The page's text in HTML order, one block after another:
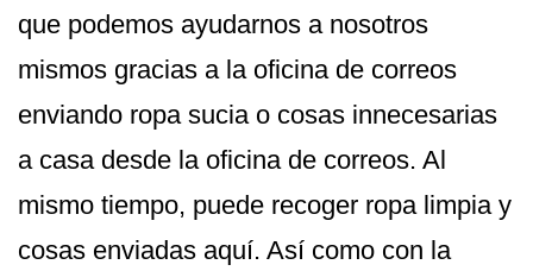
que podemos ayudarnos a nosotros
mismos gracias a la oficina de correos
enviando ropa sucia o cosas innecesarias
a casa desde la oficina de correos. Al
mismo tiempo, puede recoger ropa limpia y
cosas enviadas aquí. Así como con la